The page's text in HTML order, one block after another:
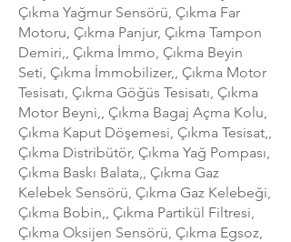
Çıkma Yağmur Sensörü, Çıkma Far
Motoru, Çıkma Panjur, Çıkma Tampon
Demiri,, Çıkma İmmo, Çıkma Beyin
Seti, Çıkma İmmobilizer,, Çıkma Motor
Tesisatı, Çıkma Göğüs Tesisatı, Çıkma
Motor Beyni,, Çıkma Bagaj Açma Kolu,
Çıkma Kaput Döşemesi, Çıkma Tesisat,,
Çıkma Distribütör, Çıkma Yağ Pompası,
Çıkma Baskı Balata,, Çıkma Gaz
Kelebek Sensörü, Çıkma Gaz Kelebeği,
Çıkma Bobin,, Çıkma Partikül Filtresi,
Çıkma Oksijen Sensörü, Çıkma Egsoz,